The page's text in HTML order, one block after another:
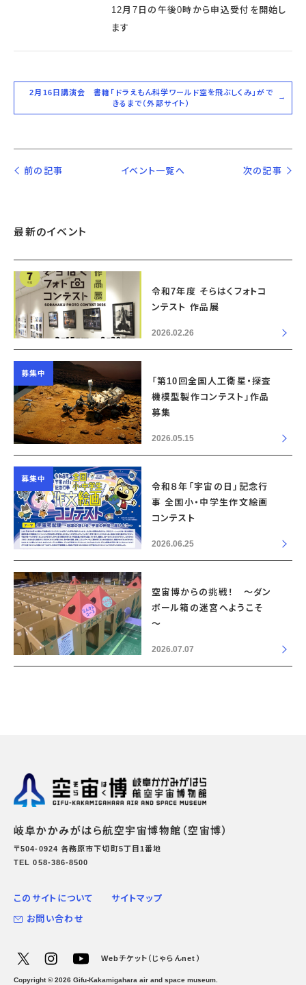
12月7日の午後0時から申込受付を開始し
ます
2月16日講演会 書籍「ドラえもん科学ワールド空を飛ぶしくみ」がで
きるまで（外部サイト）
前の記事 イベント一覧へ 次の記事
最新のイベント
令和7年度 そらはくフォトコ
ンテスト 作品展
2026.02.26
募集中
「第10回全国人工衛星・探査
機模型製作コンテスト」作品
募集
2026.05.15
募集中
令和８年「宇宙の日」記念行
事 全国小・中学生作文絵画
コンテスト
2026.06.25
空宙博からの挑戦！ ～ダン
ボール箱の迷宮へようこそ
～
2026.07.07
岐阜かかみがはら航空宇宙博物館（空宙博）
〒504-0924 各務原市下切町5丁目1番地
TEL 058-386-8500
このサイトについて
サイトマップ
お問い合わせ
Webチケット（じゃらんnet）
Copyright ©2026 Gifu-Kakamigahara air and space museum.